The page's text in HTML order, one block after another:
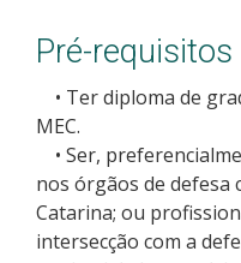
Processos Seletivos
Cotas
Orientações para
Inscrições e
Pré-requisitos
• Ter diploma de
MEC.
• Ser,
nos órgãos de defesa
Catarina; ou
intersecção com a